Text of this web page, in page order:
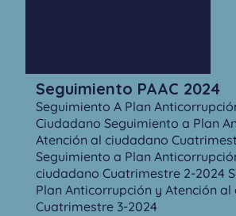
Seguimiento PAAC 2024
Seguimiento A Plan
Ciudadano Seguimiento a Plan
Atención al ciudadano
Seguimiento a Plan
ciudadano Cuatrimestre 2-2024
Plan Anticorrupción y Atención
Cuatrimestre 3-2024